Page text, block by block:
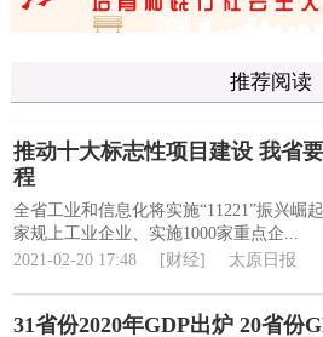
推荐阅读
推动十大标志性项目建设 我省
程
全省工业和信息化将实施“11221”振兴崛
家规上工业企业、实施1000家重点企...
2021-02-20 17:48
[财经] 太原日报
31省份2020年GDP出炉 20省份